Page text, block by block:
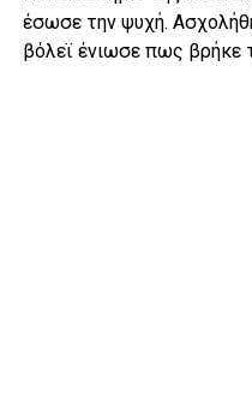
έσωσε την ψυχή.
βόλεϊ ένιωσε πως βρήκε